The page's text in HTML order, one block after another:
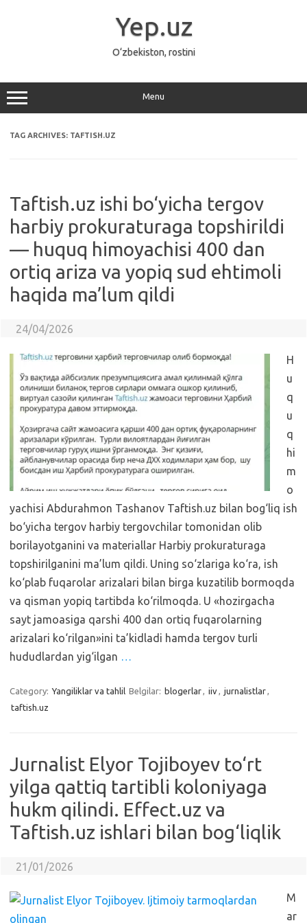
Yep.uz
O‘zbekiston, rostini
Menu
TAG ARCHIVES: TAFTISH.UZ
Taftish.uz ishi bo‘yicha tergov
harbiy prokuraturaga topshirildi
— huquq himoyachisi 400 dan
ortiq ariza va yopiq sud ehtimoli
haqida ma’lum qildi
24/04/2026
H
u
q
u
q
hi
m
o
yachisi Abdurahmon Tashanov Taftish.uz bilan bog‘liq ish
bo‘yicha tergov harbiy tergovchilar tomonidan olib
borilayotganini va materiallar Harbiy prokuraturaga
topshirilganini ma’lum qildi. Uning so‘zlariga ko‘ra, ish
ko‘plab fuqarolar arizalari bilan birga kuzatilib bormoqda
va qisman yopiq tartibda ko‘rilmoqda. U «hozirgacha
sayt jamoasiga qarshi 400 dan ortiq fuqarolarning
arizalari ko‘rilgan»ini ta’kidladi hamda tergov turli
hududlardan yig‘ilgan …
Category: Yangiliklar va tahlil Belgilar: blogerlar, iiv, jurnalistlar,
taftish.uz
Jurnalist Elyor Tojiboyev to‘rt
yilga qattiq tartibli koloniyaga
hukm qilindi. Effect.uz va
Taftish.uz ishlari bilan bog‘liqlik
21/01/2026
M
ar